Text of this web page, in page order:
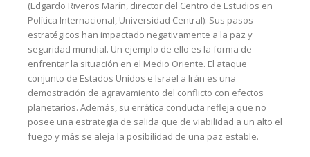
(Edgardo Riveros Marín, director del Centro de Estudios en
Política Internacional, Universidad Central): Sus pasos
estratégicos han impactado negativamente a la paz y
seguridad mundial. Un ejemplo de ello es la forma de
enfrentar la situación en el Medio Oriente. El ataque
conjunto de Estados Unidos e Israel a Irán es una
demostración de agravamiento del conflicto con efectos
planetarios. Además, su errática conducta refleja que no
posee una estrategia de salida que de viabilidad a un alto el
fuego y más se aleja la posibilidad de una paz estable.